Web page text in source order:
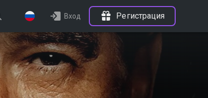
Вход Регистрация